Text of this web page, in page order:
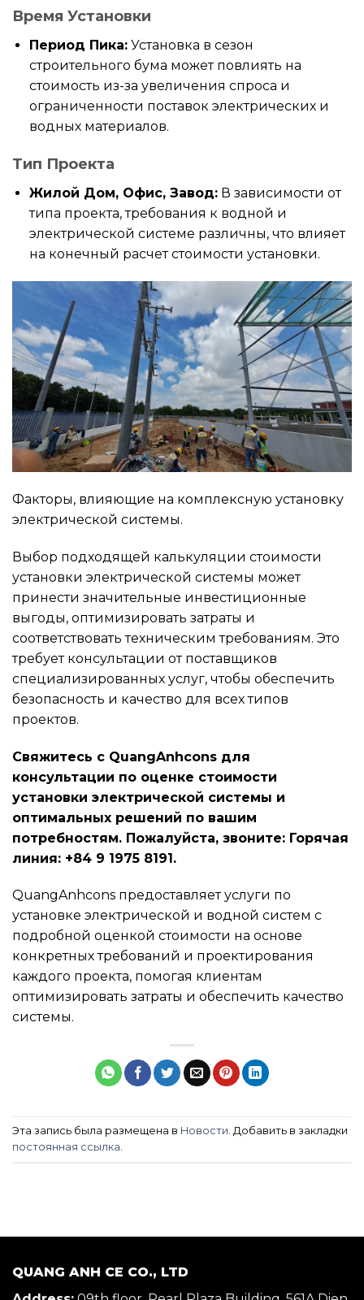
Время Установки
Период Пика:Установка в сезон
строительного бума может повлиять на
стоимость из-за увеличения спроса и
ограниченности поставок электрических и
водных материалов.
Тип Проекта
Жилой Дом, Офис, Завод:В зависимости от
типа проекта, требования к водной и
электрической системе различны, что влияет
на конечный расчет стоимости установки.
Факторы, влияющие на комплексную установку
электрической системы.
Выбор подходящей калькуляции стоимости
установки электрической системы может
принести значительные инвестиционные
выгоды, оптимизировать затраты и
соответствовать техническим требованиям. Это
требует консультации от поставщиков
специализированных услуг, чтобы обеспечить
безопасность и качество для всех типов
проектов.
Свяжитесь с QuangAnhcons для
консультации по оценке стоимости
установки электрической системы и
оптимальных решений по вашим
потребностям. Пожалуйста, звоните: Горячая
линия: +84 9 1975 8191.
QuangAnhcons предоставляет услуги по
установке электрической и водной систем с
подробной оценкой стоимости на основе
конкретных требований и проектирования
каждого проекта, помогая клиентам
оптимизировать затраты и обеспечить качество
системы.
Эта запись была размещена в Новости . Добавить в закладки
постоянная ссылка
QUANG ANH CE CO., LTD